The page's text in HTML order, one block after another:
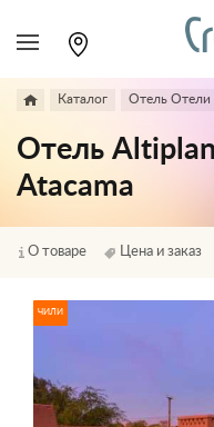
Каталог Отель Отели
Отель
Atacama
О товаре Цена и заказ
ЧИЛИ